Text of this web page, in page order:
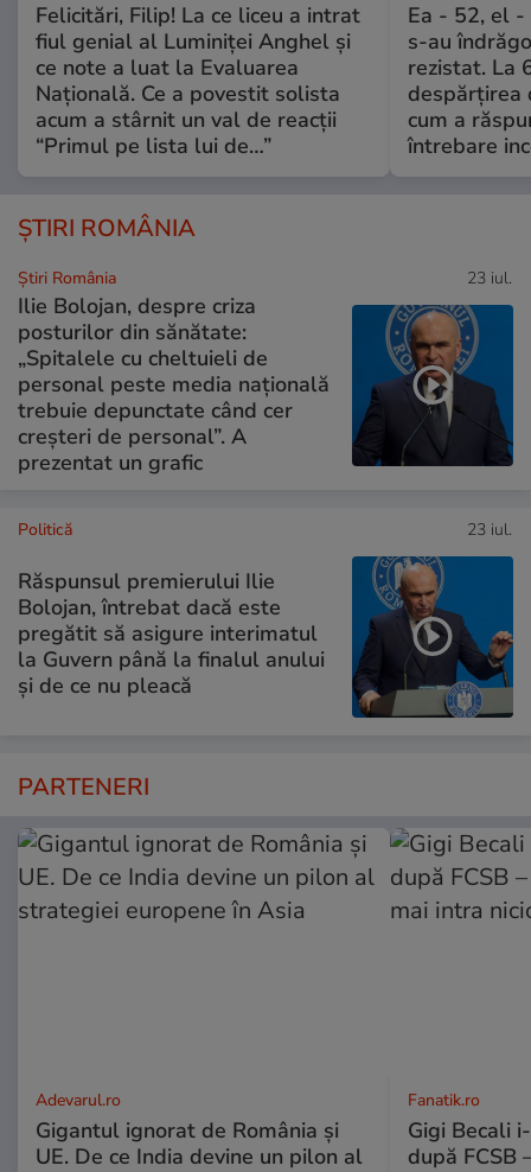
Felicitări, Filip! La ce liceu a intrat
fiul genial al Luminiței Anghel și
ce note a luat la Evaluarea
Națională. Ce a povestit solista
acum a stârnit un val de reacții
“Primul pe lista lui de…”
Ea - 52, el -
s-au
rezistat. La
despărțirea
cum a
întrebare
ȘTIRI ROMÂNIA
Știri România 23 iul.
Ilie Bolojan, despre criza
posturilor din sănătate:
„Spitalele cu cheltuieli de
personal peste media națională
trebuie depunctate când cer
creșteri de personal”. A
prezentat un grafic
Politică 23 iul.
Răspunsul premierului Ilie
Bolojan, întrebat dacă este
pregătit să asigure interimatul
la Guvern până la finalul anului
și de ce nu pleacă
PARTENERI
Adevarul.ro
Gigantul ignorat de România și
UE. De ce India devine un pilon al
Fanatik.ro
Gigi Becali
după FCSB